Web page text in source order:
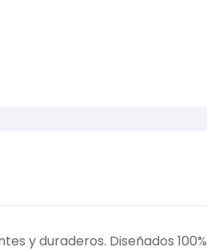
y duraderos. Diseñados 100%